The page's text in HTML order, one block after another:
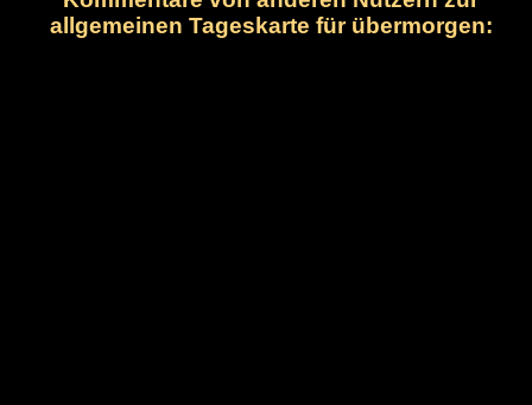
allgemeinen Tageskarte für übermorgen: